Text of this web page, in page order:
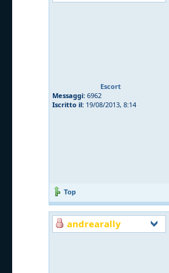
Escort
Messaggi: 6962
Iscritto il: 19/08/2013, 8:14
Top
andrearally